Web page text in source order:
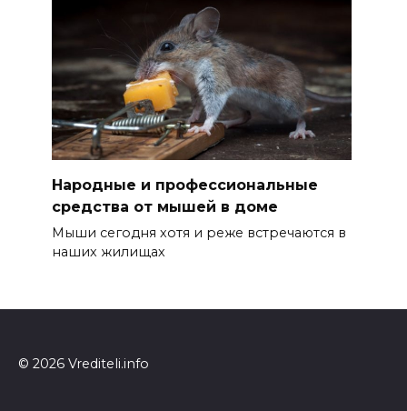
Народные и профессиональные
средства от мышей в доме
Мыши сегодня хотя и реже встречаются в
наших жилищах
© 2026 Vrediteli.info